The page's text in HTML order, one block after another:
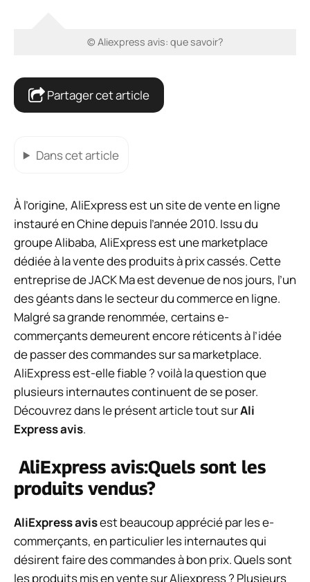
© Aliexpress avis: que savoir?
Partager cet article
Dans cet article
À l’origine, AliExpress est un site de vente en ligne
instauré en Chine depuis l’année 2010. Issu du
groupe Alibaba, AliExpress est une marketplace
dédiée à la vente des produits à prix cassés. Cette
entreprise de JACK Ma est devenue de nos jours, l’un
des géants dans le secteur du commerce en ligne.
Malgré sa grande renommée, certains e-
commerçants demeurent encore réticents à l’idée
de passer des commandes sur sa marketplace.
AliExpress est-elle fiable ? voilà la question que
plusieurs internautes continuent de se poser.
Découvrez dans le présent article tout surAli
Express avis.
AliExpress avis:Quels sont les
produits vendus?
AliExpress avisest beaucoup apprécié par les e-
commerçants, en particulier les internautes qui
désirent faire des commandes à bon prix. Quels sont
les produits mis en vente sur Aliexpress? Plusieurs